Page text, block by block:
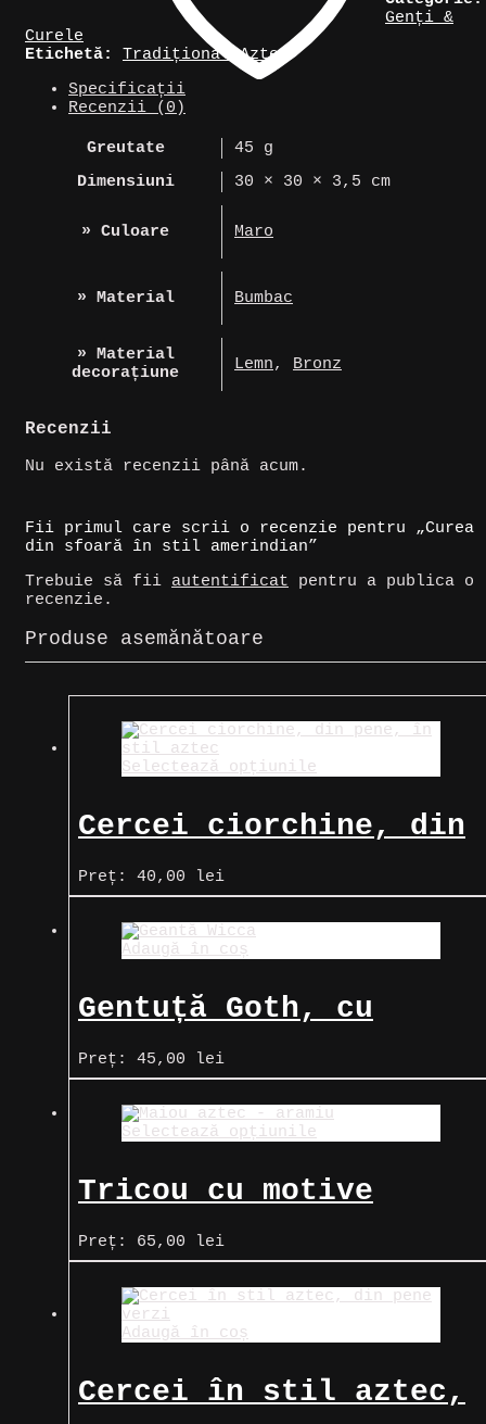
în
stil
Genți &
Curele
Etichetă: Tradițional Aztec
Specificații
Recenzii (0)
Greutate
45 g
Dimensiuni
30 × 30 × 3,5 cm
» Culoare Maro
» Material Bumbac
» Material
decorațiune
Lemn, Bronz
Recenzii
Nu există recenzii până acum.
Fii primul care scrii o recenzie pentru „Curea
din sfoară în stil amerindian”
Trebuie să fii autentificat pentru a publica o
recenzie.
Produse asemănătoare
Selectează opțiunile
Cercei ciorchine, din
pene, în stil aztec
Preț: 40,00 lei
Adaugă în coș
Gentuță Goth, cu
elemente Wicca
Preț: 45,00 lei
Selectează opțiunile
Tricou cu motive
tradiționale aztece,
arămii
Preț: 65,00 lei
Adaugă în coș
Cercei în stil aztec,